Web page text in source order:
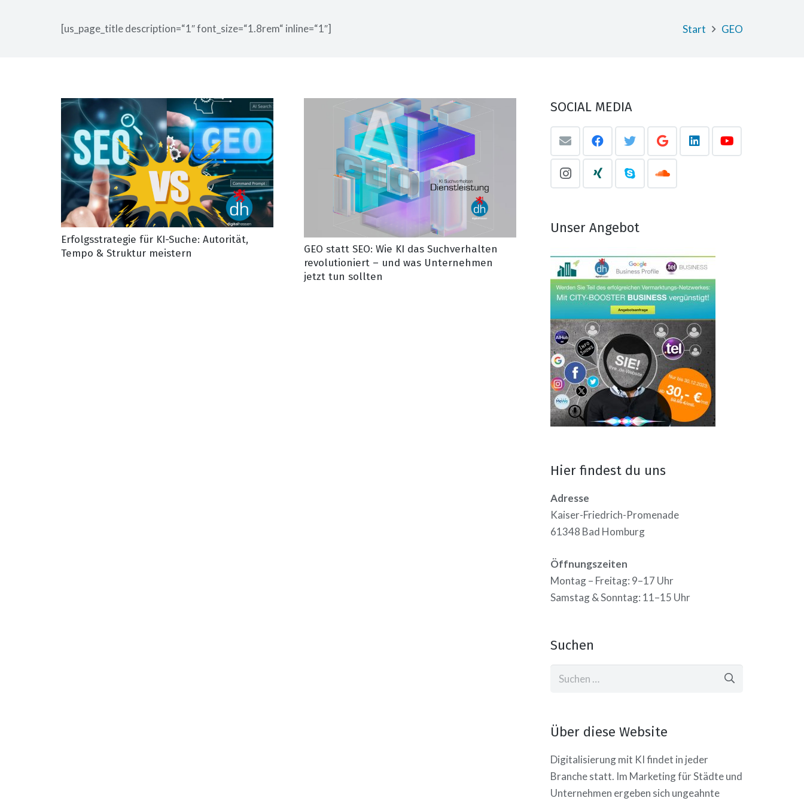
[us_page_title description=“1″ font_size=“1.8rem“ inline=“1″] Start GEO
Erfolgsstrategie für KI-Suche: Autorität,
Tempo & Struktur meistern
GEO statt SEO: Wie KI das Suchverhalten
revolutioniert – und was Unternehmen
jetzt tun sollten
SOCIAL MEDIA
Unser Angebot
Hier findest du uns
Adresse
Kaiser-Friedrich-Promenade
61348 Bad Homburg
Öffnungszeiten
Montag – Freitag: 9–17 Uhr
Samstag & Sonntag: 11–15 Uhr
Suchen
Suchen
Über diese Website
Digitalisierung mit KI findet in jeder
Branche statt. Im Marketing für Städte und
Unternehmen ergeben sich ungeahnte